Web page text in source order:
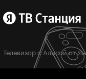
Телевизор с Алисой от